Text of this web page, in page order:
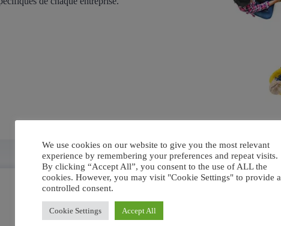
Une offre de marketing digital adaptée à votre entreprise
We use cookies on our website to give you the most relevant
experience by remembering your preferences and repeat visits.
By clicking “Accept All”, you consent to the use of ALL the
cookies. However, you may visit "Cookie Settings" to provide a
controlled consent.
Cookie Settings Accept All